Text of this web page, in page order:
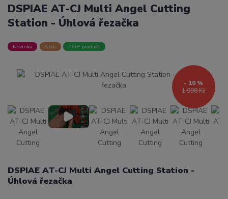
DSPIAE AT-CJ Multi Angel Cutting
Station - Úhlová řezačka
Novinka Akce TOP produkt
1 998 Kč
- 10 %
DSPIAE AT-CJ Multi Angel Cutting Station -
Úhlová řezačka